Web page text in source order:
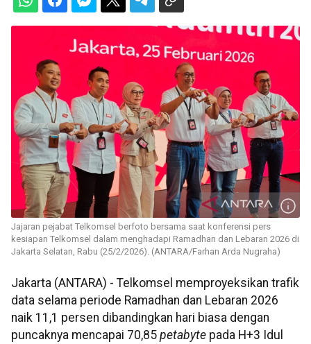
Jajaran pejabat Telkomsel berfoto bersama saat konferensi pers
kesiapan Telkomsel dalam menghadapi Ramadhan dan Lebaran 2026 di
Jakarta Selatan, Rabu (25/2/2026). (ANTARA/Farhan Arda Nugraha)
Jakarta (ANTARA) - Telkomsel memproyeksikan trafik
data selama periode Ramadhan dan Lebaran 2026
naik 11,1 persen dibandingkan hari biasa dengan
puncaknya mencapai 70,85 petabyte pada H+3 Idul